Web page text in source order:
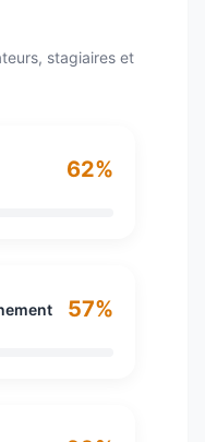
stagiaires et
62%
57%